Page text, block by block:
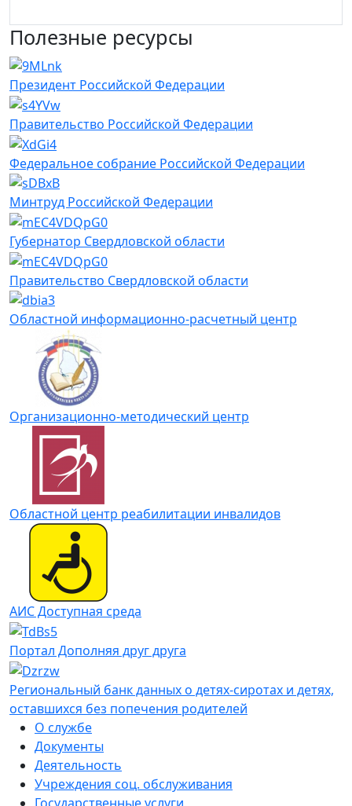
Полезные ресурсы
Президент Российской Федерации
Правительство Российской Федерации
Федеральное собрание Российской Федерации
Минтруд Российской Федерации
Губернатор Свердловской области
Правительство Свердловской области
Областной информационно-расчетный центр
Организационно-методический центр
Областной центр реабилитации инвалидов
АИС Доступная среда
Портал Дополняя друг друга
Региональный банк данных о детях-сиротах и детях,
оставшихся без попечения родителей
О службе
Документы
Деятельность
Учреждения соц. обслуживания